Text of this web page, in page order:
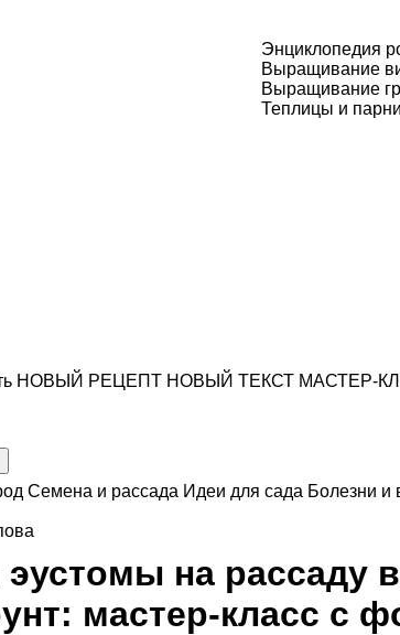
Энциклопедия
Выращивание
Выращивание
Теплицы и
НОВЫЙ РЕЦЕПТ НОВЫЙ ТЕКСТ МАСТЕР-
Семена и рассада Идеи для сада Болезни и
на рассаду
мастер-класс с